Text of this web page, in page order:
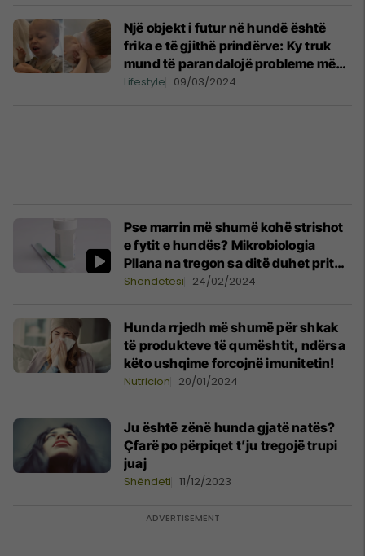
Një objekt i futur në hundë është
frika e të gjithë prindërve: Ky truk
mund të parandalojë probleme më
serioze
Lifestyle 09/03/2024
Pse marrin më shumë kohë strishot
e fytit e hundës? Mikrobiologia
Pllana na tregon sa ditë duhet pritur
për ri-testim pas marrjes së
Shëndetësi 24/02/2024
Hunda rrjedh më shumë për shkak
të produkteve të qumështit, ndërsa
këto ushqime forcojnë imunitetin!
Nutricion 20/01/2024
Ju është zënë hunda gjatë natës?
Çfarë po përpiqet t’ju tregojë trupi
juaj
Shëndeti 11/12/2023